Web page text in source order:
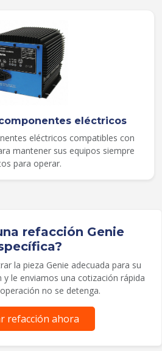
eléctricos
eléctricos compatibles con
mantener sus equipos siempre
para operar.
refacción Genie
la pieza Genie adecuada para su
le enviamos una cotización rápida
no se detenga.
refacción ahora